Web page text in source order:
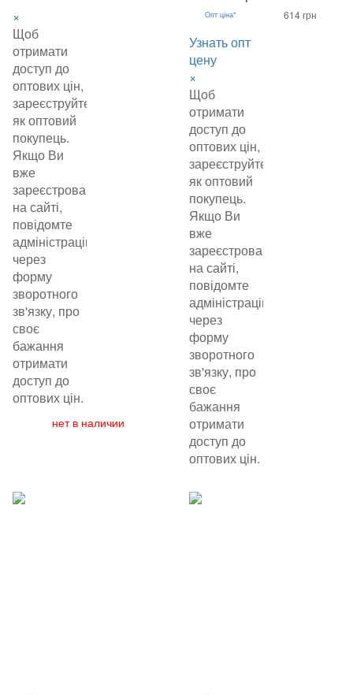
×
Щоб
отримати
доступ до
оптових цін,
зареєструйтеся
як оптовий
покупець.
Якщо Ви
вже
зареєстровані
на сайті,
повідомте
адміністрацію
через
форму
зворотного
зв'язку, про
своє
бажання
отримати
доступ до
оптових цін.
нет в наличии
Опт ціна*
Узнать опт
цену
×
Щоб
отримати
доступ до
оптових цін,
зареєструйтеся
як оптовий
покупець.
Якщо Ви
вже
зареєстровані
на сайті,
повідомте
адміністрацію
через
форму
зворотного
зв'язку, про
своє
бажання
отримати
доступ до
оптових цін.
614 грн